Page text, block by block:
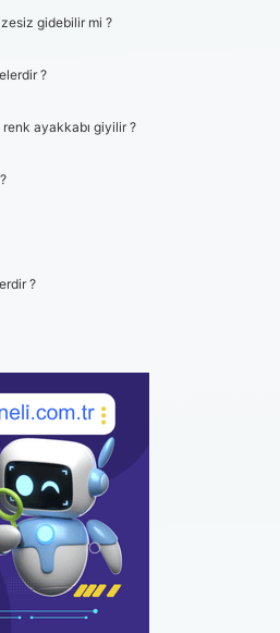
gidebilir mi ?
?
ayakkabı giyilir ?
?